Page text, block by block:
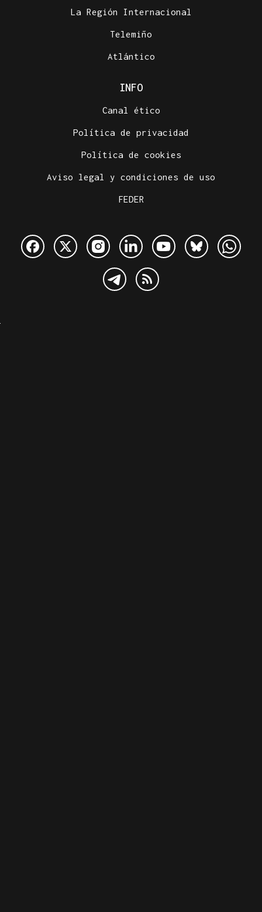
La Región Internacional
Telemiño
Atlántico
INFO
Canal ético
Política de privacidad
Política de cookies
Aviso legal y condiciones de uso
FEDER